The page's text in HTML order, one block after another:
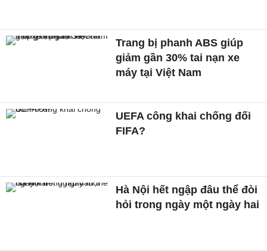
Trang bị phanh ABS giúp
giảm gần 30% tai nạn xe
máy tại Việt Nam
UEFA công khai chống đối
FIFA?
Hà Nội hết ngập đâu thể đòi
hỏi trong ngày một ngày hai